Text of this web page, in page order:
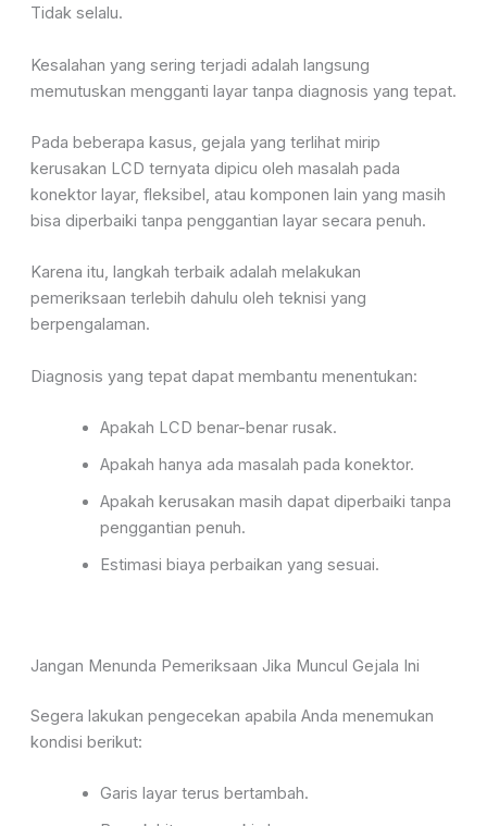
Tidak selalu.
Kesalahan yang sering terjadi adalah langsung
memutuskan mengganti layar tanpa diagnosis yang tepat.
Pada beberapa kasus, gejala yang terlihat mirip
kerusakan LCD ternyata dipicu oleh masalah pada
konektor layar, fleksibel, atau komponen lain yang masih
bisa diperbaiki tanpa penggantian layar secara penuh.
Karena itu, langkah terbaik adalah melakukan
pemeriksaan terlebih dahulu oleh teknisi yang
berpengalaman.
Diagnosis yang tepat dapat membantu menentukan:
Apakah LCD benar-benar rusak.
Apakah hanya ada masalah pada konektor.
Apakah kerusakan masih dapat diperbaiki tanpa
penggantian penuh.
Estimasi biaya perbaikan yang sesuai.
Jangan Menunda Pemeriksaan Jika Muncul Gejala Ini
Segera lakukan pengecekan apabila Anda menemukan
kondisi berikut:
Garis layar terus bertambah.